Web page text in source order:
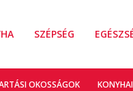
SZÉPSÉG
OKOSSÁGOK